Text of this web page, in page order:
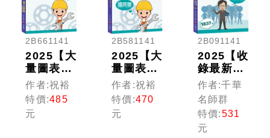
2B661141
2025【大
量圖表解
說】機械
原理(含
概要與大
意)奪分
作者:祝裕
特價:485
元
2B581141
2025【大
量圖表解
說】機械
設計(含
概要)
［九版］
作者:祝裕
特價:470
元
2B091141
2025【收
錄最新試
題及解
析】台電
新進雇員
綜合行政
類超強5
作者:千華
名師群
特價:531
元